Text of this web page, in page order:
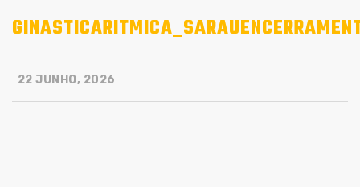
22 JUNHO, 2026